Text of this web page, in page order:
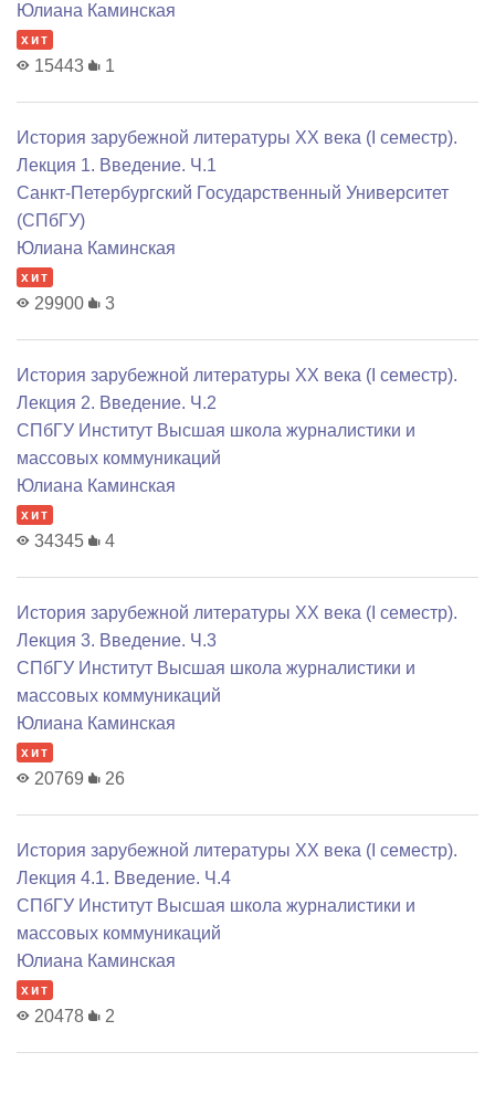
Юлиана Каминская
хит
15443 1
История зарубежной литературы XX века (I семестр).
Лекция 1. Введение. Ч.1
Санкт-Петербургский Государственный Университет
(СПбГУ)
Юлиана Каминская
хит
29900 3
История зарубежной литературы XX века (I семестр).
Лекция 2. Введение. Ч.2
СПбГУ Институт Высшая школа журналистики и
массовых коммуникаций
Юлиана Каминская
хит
34345 4
История зарубежной литературы XX века (I семестр).
Лекция 3. Введение. Ч.3
СПбГУ Институт Высшая школа журналистики и
массовых коммуникаций
Юлиана Каминская
хит
20769 26
История зарубежной литературы XX века (I семестр).
Лекция 4.1. Введение. Ч.4
СПбГУ Институт Высшая школа журналистики и
массовых коммуникаций
Юлиана Каминская
хит
20478 2